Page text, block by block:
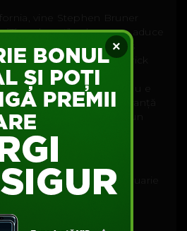
×
vine Stephen Bruner
cel care ne aduce
de sound-uri 80’s
vremurile noastre. Kendrick
pe un album cu 23 de
și toate gusturile. Nu e
în club dar cu siguranță
seară liniștită acasă, într-un
“Dirty Projectors” 21 februarie